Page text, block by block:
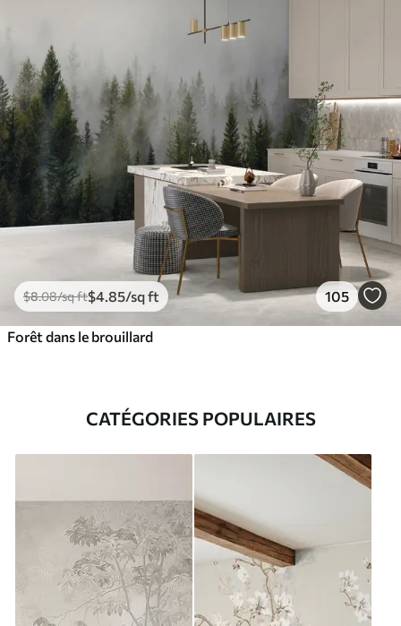
$8.08/sq ft$4 .85/sq ft 105
Forêt dans le brouillard
CATÉGORIES POPULAIRES